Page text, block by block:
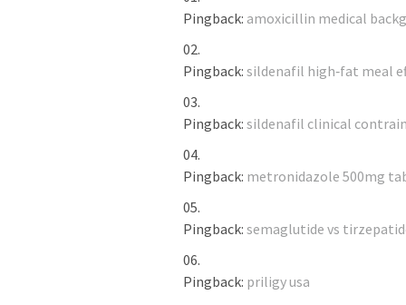
Pingback: amoxicillin medical
Pingback: sildenafil high‑fat meal
Pingback: sildenafil clinical
Pingback: metronidazole 500mg
Pingback: semaglutide vs
Pingback: priligy usa